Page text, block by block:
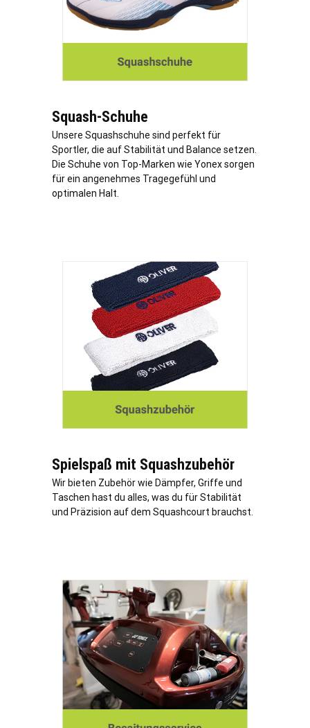
Squash-Schuhe
Unsere Squashschuhe sind perfekt für
Sportler, die auf Stabilität und Balance setzen.
Die Schuhe von Top-Marken wie Yonex sorgen
für ein angenehmes Tragegefühl und
optimalen Halt.
Spielspaß mit Squashzubehör
Wir bieten Zubehör wie Dämpfer, Griffe und
Taschen hast du alles, was du für Stabilität
und Präzision auf dem Squashcourt brauchst.